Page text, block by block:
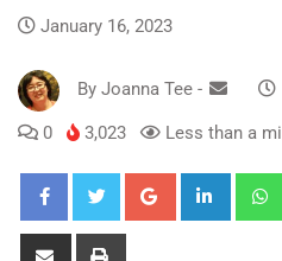
January 16, 2023
By Joanna Tee -
0 3,023 Less than a